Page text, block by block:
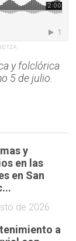
y folclórica
5 de julio.
y
en las
en San
de 2026
a